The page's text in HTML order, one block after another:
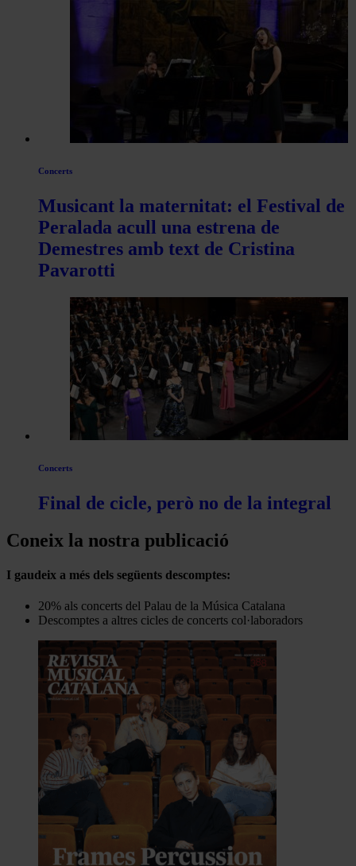
Concerts
Musicant la maternitat: el Festival de
Peralada acull una estrena de
Demestres amb text de Cristina
Pavarotti
Concerts
Final de cicle, però no de la integral
Coneix la nostra publicació
I gaudeix a més dels següents descomptes:
20% als concerts del Palau de la Música Catalana
Descomptes a altres cicles de concerts col·laboradors